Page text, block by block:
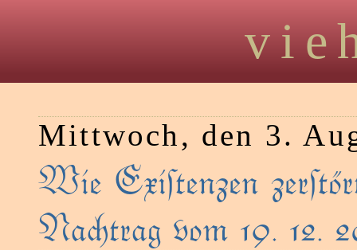
Mittwoch, den 3.
Wie Exiſtenzen
Natrag vom 19. 12.